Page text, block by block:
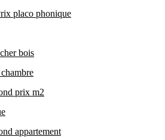
placo phonique
bois
prix m2
appartement